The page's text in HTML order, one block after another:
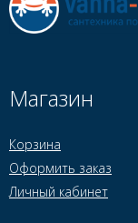
Магазин
Корзина
Оформить заказ
Личный кабинет